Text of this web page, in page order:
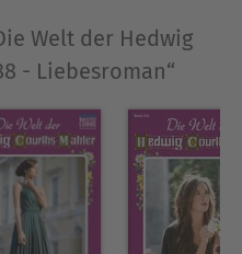
Welt der Hedwig
- Liebesroman“